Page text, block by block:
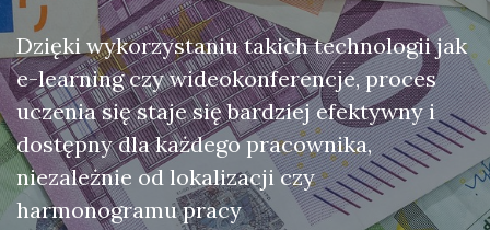
Dzięki wykorzystaniu takich technologii jak
e-learning czy wideokonferencje, proces
uczenia się staje się bardziej efektywny i
dostępny dla każdego pracownika,
niezależnie od lokalizacji czy
harmonogramu pracy